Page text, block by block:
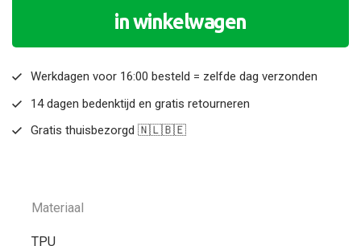
in winkelwagen
Werkdagen voor 16:00 besteld = zelfde dag verzonden
14 dagen bedenktijd en gratis retourneren
Gratis thuisbezorgd 🇳🇱🇧🇪
Materiaal
TPU